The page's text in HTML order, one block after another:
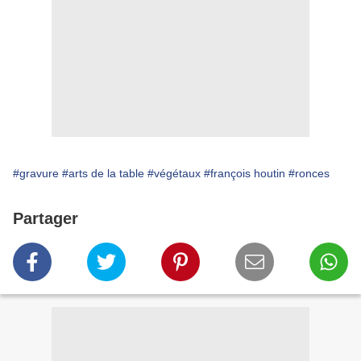
#gravure #arts de la table #végétaux #françois houtin #ronces
Partager